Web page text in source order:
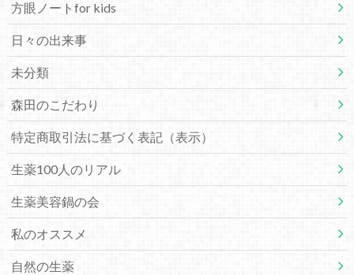
方眼ノートfor kids
日々の出来事
未分類
森田のこだわり
特定商取引法に基づく表記（表示）
生薬100人のリアル
生薬美容鍋の会
私のオススメ
自然の生薬